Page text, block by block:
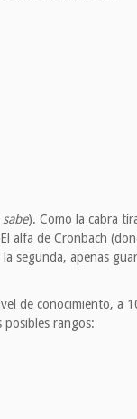
). Como la cabra
alfa de Cronbach
segunda, apenas
de conocimiento, a
posibles rangos: